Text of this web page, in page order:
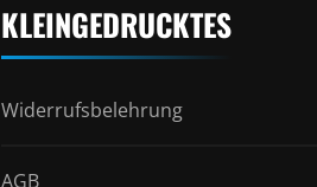
KLEINGEDRUCKTES
Widerrufsbelehrung
AGB